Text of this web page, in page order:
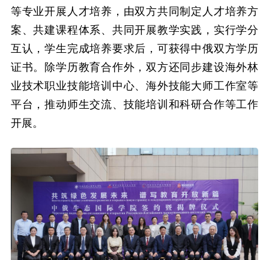
等专业开展人才培养，由双方共同制定人才培养方
案、共建课程体系、共同开展教学实践，实行学分
互认，学生完成培养要求后，可获得中俄双方学历
证书。除学历教育合作外，双方还同步建设海外林
业技术职业技能培训中心、海外技能大师工作室等
平台，推动师生交流、技能培训和科研合作等工作
开展。